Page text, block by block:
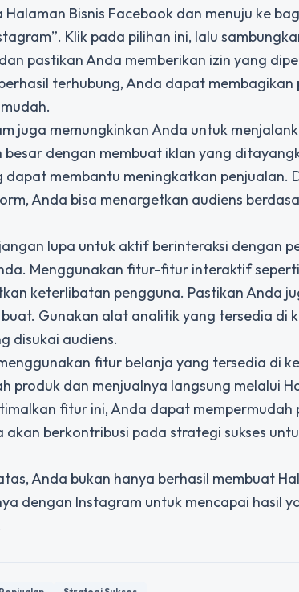
Bisnis Facebook dan menuju ke
Klik pada pilihan ini, lalu
pastikan Anda memberikan izin yang
terhubung, Anda dapat
juga memungkinkan Anda untuk
dengan membuat iklan yang
membantu meningkatkan penjualan.
Anda bisa menargetkan audiens
lupa untuk aktif berinteraksi dengan
Menggunakan fitur-fitur interaktif
keterlibatan pengguna. Pastikan Anda
Gunakan alat analitik yang tersedia di
disukai audiens.
fitur belanja yang tersedia di
produk dan menjualnya langsung melalui
fitur ini, Anda dapat mempermudah
berkontribusi pada strategi sukses
Anda bukan hanya berhasil membuat
dengan Instagram untuk mencapai hasil